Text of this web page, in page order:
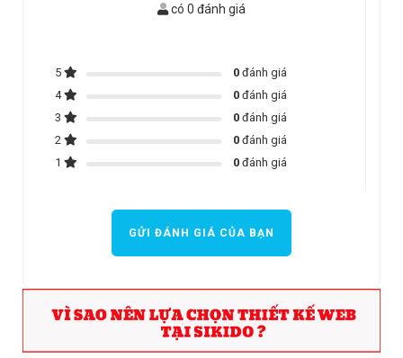
có 0 đánh giá
5 0đánh giá
4
0đánh giá
3
0đánh giá
2
0đánh giá
1
0đánh giá
GỬI ĐÁNH GIÁ CỦA BẠN